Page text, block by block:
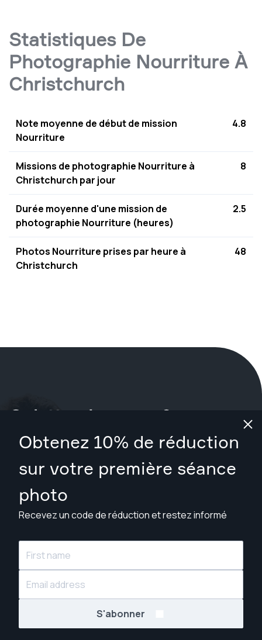
Obtenez 10% de réduction
sur votre première séance
photo
Recevez un code de réduction et restez informé
S'abonner
Statistiques De
Photographie Nourriture À
Christchurch
Note moyenne de début de mission
Nourriture
4.8
Missions de photographie Nourriture à
Christchurch par jour
8
Durée moyenne d'une mission de
photographie Nourriture (heures)
2.5
Photos Nourriture prises par heure à
Christchurch
48
Qu'attendez-vous ?
Réservez votre séance maintenantà Christchurch.
© Snappr Inc. 2026, tous droits réservés.